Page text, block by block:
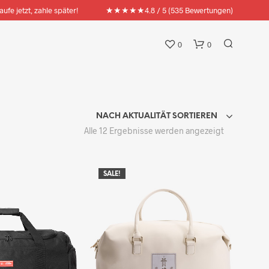
jetzt, zahle später! ★★★★★4.8 / 5 (535 Bewertungen)
0 0
NACH AKTUALITÄT SORTIEREN
Alle 12 Ergebnisse werden angezeigtNach
SALE!